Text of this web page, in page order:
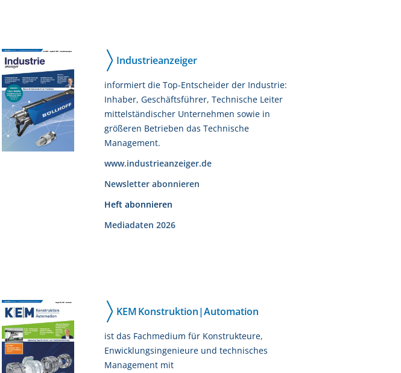
Industrieanzeiger
informiert die Top-Entscheider der Industrie:
Inhaber, Geschäftsführer, Technische Leiter
mittelständischer Unternehmen sowie in
größeren Betrieben das Technische
Management.
www.industrieanzeiger.de
Newsletter abonnieren
Heft abonnieren
Mediadaten 2026
KEM Konstruktion|Automation
ist das Fachmedium für Konstrukteure,
Enwicklungsingenieure und technisches
Management mit